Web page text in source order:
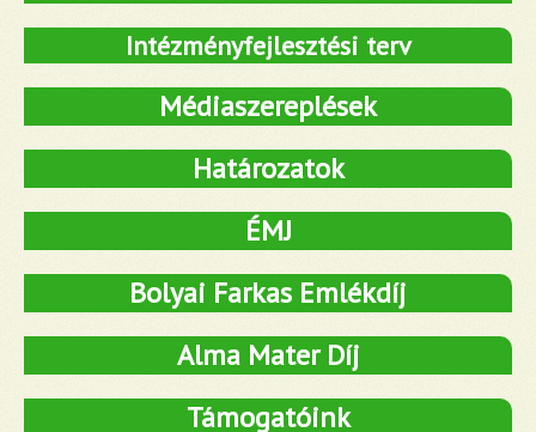
Intézményfejlesztési terv
Médiaszereplések
Határozatok
ÉMJ
Bolyai Farkas Emlékdíj
Alma Mater Díj
Támogatóink